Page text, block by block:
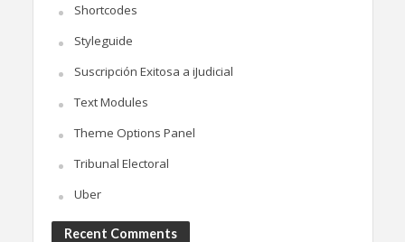
Shortcodes
Styleguide
Suscripción Exitosa a iJudicial
Text Modules
Theme Options Panel
Tribunal Electoral
Uber
Recent Comments